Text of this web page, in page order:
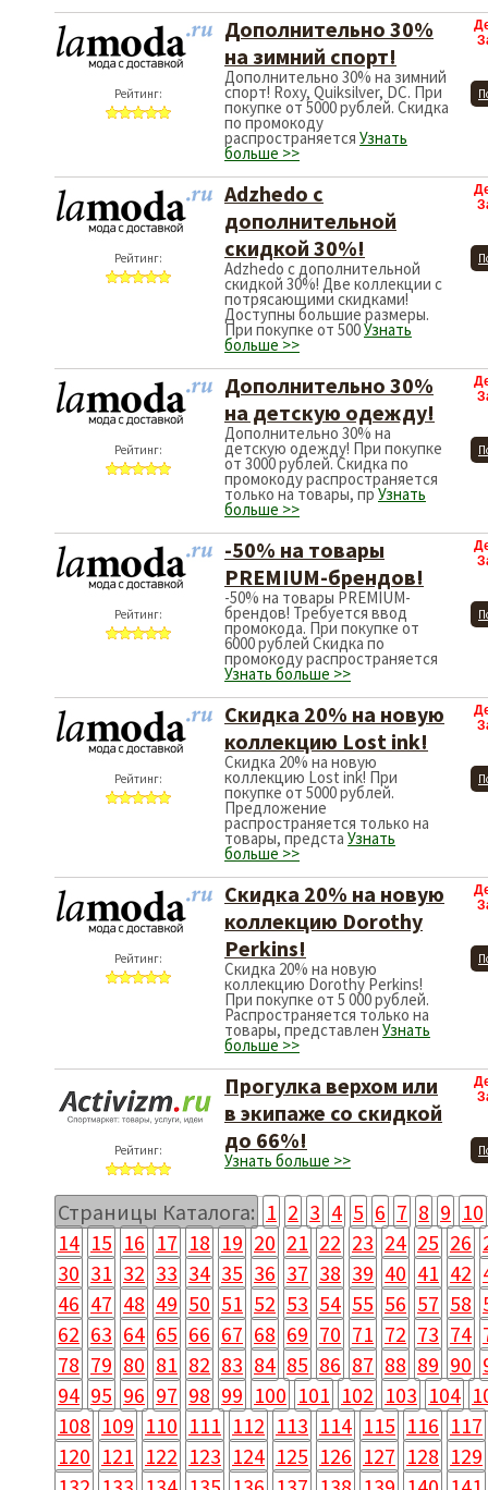
Рейтинг:
Дополнительно 30%
на зимний спорт!
Дополнительно 30% на зимний
спорт! Roxy, Quiksilver, DC. При
покупке от 5000 рублей. Скидка
по промокоду
распространяется Узнать
больше >>
Рейтинг:
Adzhedo с
дополнительной
скидкой 30%!
Adzhedo с дополнительной
скидкой 30%! Две коллекции с
потрясающими скидками!
Доступны большие размеры.
При покупке от 500Узнать
больше >>
Рейтинг:
Дополнительно 30%
на детскую одежду!
Дополнительно 30% на
детскую одежду! При покупке
от 3000 рублей. Скидка по
промокоду распространяется
только на товары, прУзнать
больше >>
Рейтинг:
-50% на товары
PREMIUM-брендов!
-50% на товары PREMIUM-
брендов! Требуется ввод
промокода. При покупке от
6000 рублей Скидка по
промокоду распространяется
Узнать больше >>
Рейтинг:
Скидка 20% на новую
коллекцию Lost ink!
Скидка 20% на новую
коллекцию Lost ink! При
покупке от 5000 рублей.
Предложение
распространяется только на
товары, предста Узнать
больше >>
Рейтинг:
Скидка 20% на новую
коллекцию Dorothy
Perkins!
Скидка 20% на новую
коллекцию Dorothy Perkins!
При покупке от 5 000 рублей.
Распространяется только на
товары, представлен Узнать
больше >>
Рейтинг:
Прогулка верхом или
в экипаже со скидкой
до 66%!
Узнать больше >>
Страницы Каталога: 1 2 3 4 5 6 7 8 9 10
14 15 16 17 18 19 20 21 22 23 24 25 26
30 31 32 33 34 35 36 37 38 39 40 41 42
46 47 48 49 50 51 52 53 54 55 56 57 58
62 63 64 65 66 67 68 69 70 71 72 73 74
78 79 80 81 82 83 84 85 86 87 88 89 90
94 95 96 97 98 99 100 101 102 103 104
108 109 110 111 112 113 114 115 116 117
120 121 122 123 124 125 126 127 128 129